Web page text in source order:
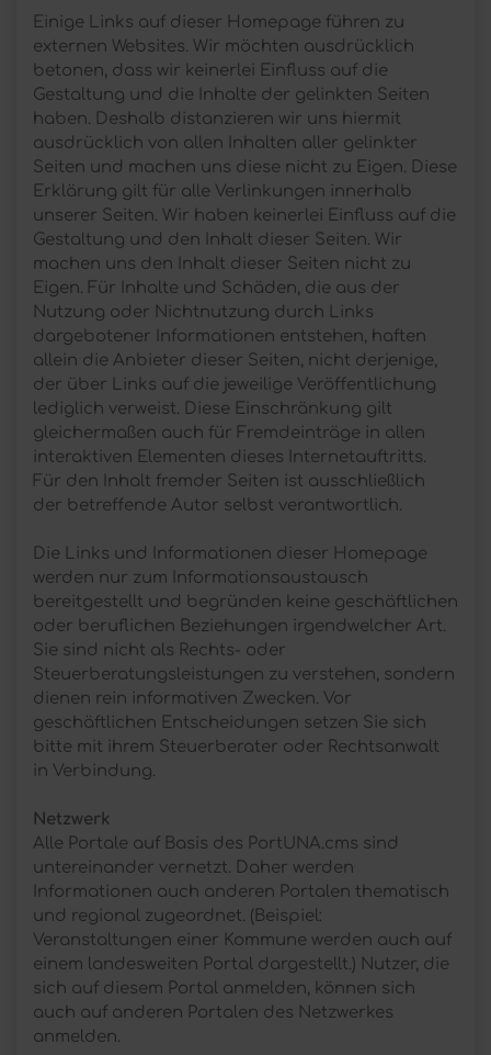
Einige Links auf dieser Homepage führen zu
externen Websites. Wir möchten ausdrücklich
betonen, dass wir keinerlei Einfluss auf die
Gestaltung und die Inhalte der gelinkten Seiten
haben. Deshalb distanzieren wir uns hiermit
ausdrücklich von allen Inhalten aller gelinkter
Seiten und machen uns diese nicht zu Eigen. Diese
Erklärung gilt für alle Verlinkungen innerhalb
unserer Seiten. Wir haben keinerlei Einfluss auf die
Gestaltung und den Inhalt dieser Seiten. Wir
machen uns den Inhalt dieser Seiten nicht zu
Eigen. Für Inhalte und Schäden, die aus der
Nutzung oder Nichtnutzung durch Links
dargebotener Informationen entstehen, haften
allein die Anbieter dieser Seiten, nicht derjenige,
der über Links auf die jeweilige Veröffentlichung
lediglich verweist. Diese Einschränkung gilt
gleichermaßen auch für Fremdeinträge in allen
interaktiven Elementen dieses Internetauftritts.
Für den Inhalt fremder Seiten ist ausschließlich
der betreffende Autor selbst verantwortlich.
Die Links und Informationen dieser Homepage
werden nur zum Informationsaustausch
bereitgestellt und begründen keine geschäftlichen
oder beruflichen Beziehungen irgendwelcher Art.
Sie sind nicht als Rechts- oder
Steuerberatungsleistungen zu verstehen, sondern
dienen rein informativen Zwecken. Vor
geschäftlichen Entscheidungen setzen Sie sich
bitte mit ihrem Steuerberater oder Rechtsanwalt
in Verbindung.
Netzwerk
Alle Portale auf Basis des PortUNA.cms sind
untereinander vernetzt. Daher werden
Informationen auch anderen Portalen thematisch
und regional zugeordnet. (Beispiel:
Veranstaltungen einer Kommune werden auch auf
einem landesweiten Portal dargestellt.) Nutzer, die
sich auf diesem Portal anmelden, können sich
auch auf anderen Portalen des Netzwerkes
anmelden.